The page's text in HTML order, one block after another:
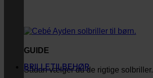
GUIDE
Sådan vælger du de rigtige solbriller.
BRILLETILBEHØR